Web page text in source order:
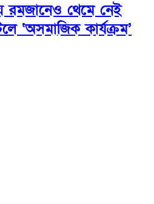
রমজানেও থেমে নেই
‘অসমাজিক কার্যক্রম’